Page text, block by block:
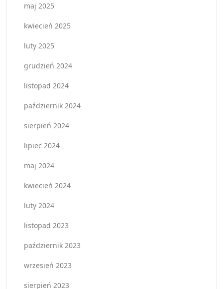
maj 2025
kwiecień 2025
luty 2025
grudzień 2024
listopad 2024
październik 2024
sierpień 2024
lipiec 2024
maj 2024
kwiecień 2024
luty 2024
listopad 2023
październik 2023
wrzesień 2023
sierpień 2023